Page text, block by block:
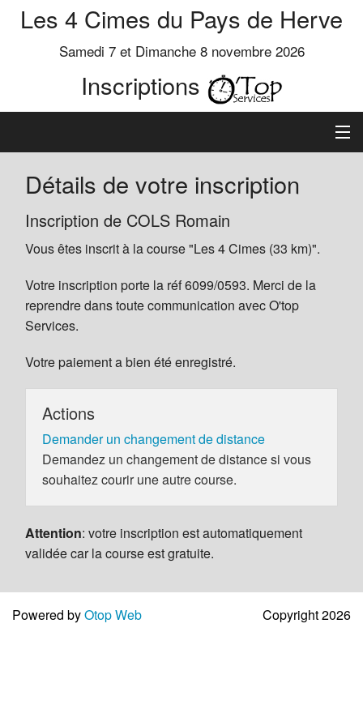
Les 4 Cimes du Pays de Herve
Samedi 7 et Dimanche 8 novembre 2026
Inscriptions
Inscription
Préinscrits
Informations
Détails de votre inscription
Inscription de COLS Romain
Vous êtes inscrit à la course "Les 4 Cimes (33 km)".
Votre inscription porte la réf 6099/0593. Merci de la
reprendre dans toute communication avec O'top
Services.
Votre paiement a bien été enregistré.
Actions
Demander un changement de distance
Demandez un changement de distance si vous
souhaitez courir une autre course.
Attention: votre inscription est automatiquement
validée car la course est gratuite.
Powered byOtop Web Copyright 2026